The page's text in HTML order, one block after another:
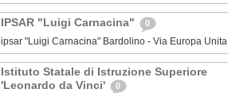
IPSAR "Luigi Carnacina" 0
ipsar "Luigi Carnacina" Bardolino - Via Europa Unita
Istituto Statale di Istruzione Superiore
'Leonardo da Vinci'
0